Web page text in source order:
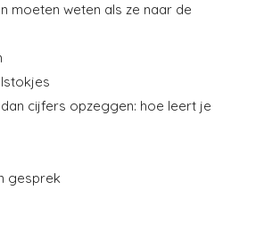
moeten weten als ze naar de
cijfers opzeggen: hoe leert je
gesprek